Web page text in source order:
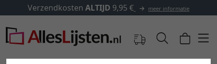
Verzendkosten ALTIJD 9,95 € meer informatie